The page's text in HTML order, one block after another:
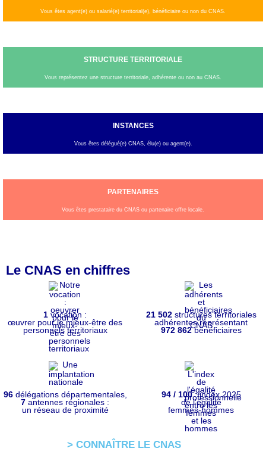
Vous êtes agent(e) ou salarié(e) territorial(e), bénéficiaire ou non du CNAS.
STRUCTURE TERRITORIALE
Vous représentez une structure territoriale, adhérente ou non au CNAS.
INSTANCES
Vous êtes délégué(e) CNAS, élu(e) ou agent(e).
PARTENAIRES
Vous êtes prestataire du CNAS ou partenaire offre locale.
Le CNAS en chiffres
1 vocation :
œuvrer pour le mieux-être des
personnels territoriaux
21 502structures territoriales
adhérentes représentant
972 862bénéficiaires
96délégations départementales,
7 antennes régionales :
un réseau de proximité
94 / 100: index 2025
de l'égalité
femmes-hommes
> CONNAÎTRE LE CNAS